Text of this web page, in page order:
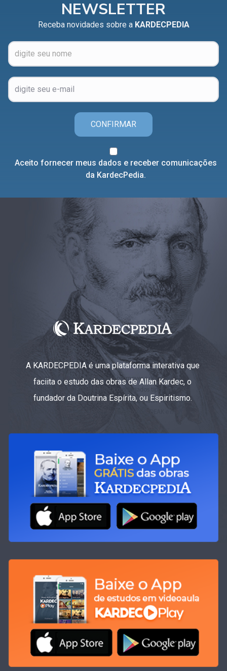
NEWSLETTER
Receba novidades sobre a KARDECPEDIA
CONFIRMAR
Aceito fornecer meus dados e receber comunicações
da KardecPedia.
A KARDECPEDIA é uma plataforma interativa que
faciita o estudo das obras de Allan Kardec, o
fundador da Doutrina Espírita, ou Espiritismo.